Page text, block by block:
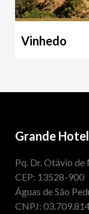
Vinhedo
Grande
Pq. Dr. Otávio de
CEP: 13528-900
Águas de São
CNPJ: